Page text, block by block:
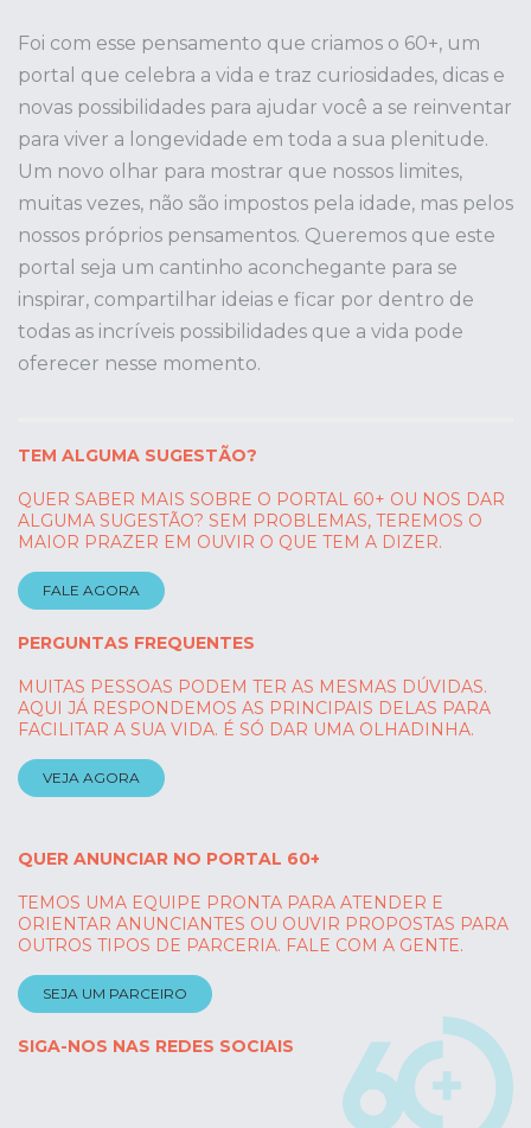
Foi com esse pensamento que criamos o 60+, um
portal que celebra a vida e traz curiosidades, dicas e
novas possibilidades para ajudar você a se reinventar
para viver a longevidade em toda a sua plenitude.
Um novo olhar para mostrar que nossos limites,
muitas vezes, não são impostos pela idade, mas pelos
nossos próprios pensamentos. Queremos que este
portal seja um cantinho aconchegante para se
inspirar, compartilhar ideias e ficar por dentro de
todas as incríveis possibilidades que a vida pode
oferecer nesse momento.
TEM ALGUMA SUGESTÃO?
QUER SABER MAIS SOBRE O PORTAL 60+ OU NOS DAR
ALGUMA SUGESTÃO? SEM PROBLEMAS, TEREMOS O
MAIOR PRAZER EM OUVIR O QUE TEM A DIZER.
FALE AGORA
PERGUNTAS FREQUENTES
MUITAS PESSOAS PODEM TER AS MESMAS DÚVIDAS.
AQUI JÁ RESPONDEMOS AS PRINCIPAIS DELAS PARA
FACILITAR A SUA VIDA. É SÓ DAR UMA OLHADINHA.
VEJA AGORA
QUER ANUNCIAR NO PORTAL 60+
TEMOS UMA EQUIPE PRONTA PARA ATENDER E
ORIENTAR ANUNCIANTES OU OUVIR PROPOSTAS PARA
OUTROS TIPOS DE PARCERIA. FALE COM A GENTE.
SEJA UM PARCEIRO
SIGA-NOS NAS REDES SOCIAIS